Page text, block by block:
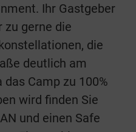
Ihr Gastgeber
zu gerne die
die
deutlich am
Camp zu 100%
wird finden Sie
und einen Safe